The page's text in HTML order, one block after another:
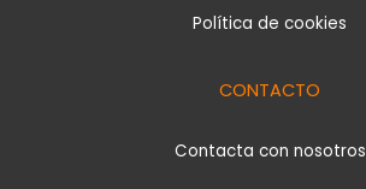
Política de cookies
CONTACTO
Contacta con nosotros